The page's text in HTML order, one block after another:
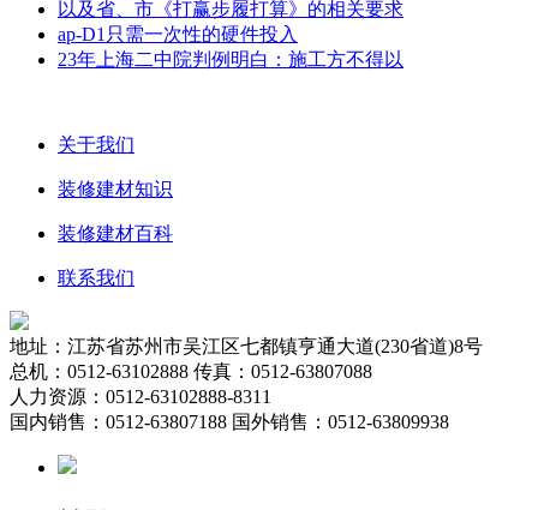
以及省、市《打赢步履打算》的相关要求
ap-D1只需一次性的硬件投入
23年上海二中院判例明白：施工方不得以
关于我们
装修建材知识
装修建材百科
联系我们
地址：江苏省苏州市吴江区七都镇亨通大道(230省道)8号
总机：0512-63102888 传真：0512-63807088
人力资源：0512-63102888-8311
国内销售：0512-63807188 国外销售：0512-63809938